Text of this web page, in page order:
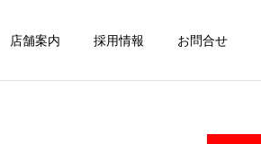
店舗案内 採用情報 お問合せ